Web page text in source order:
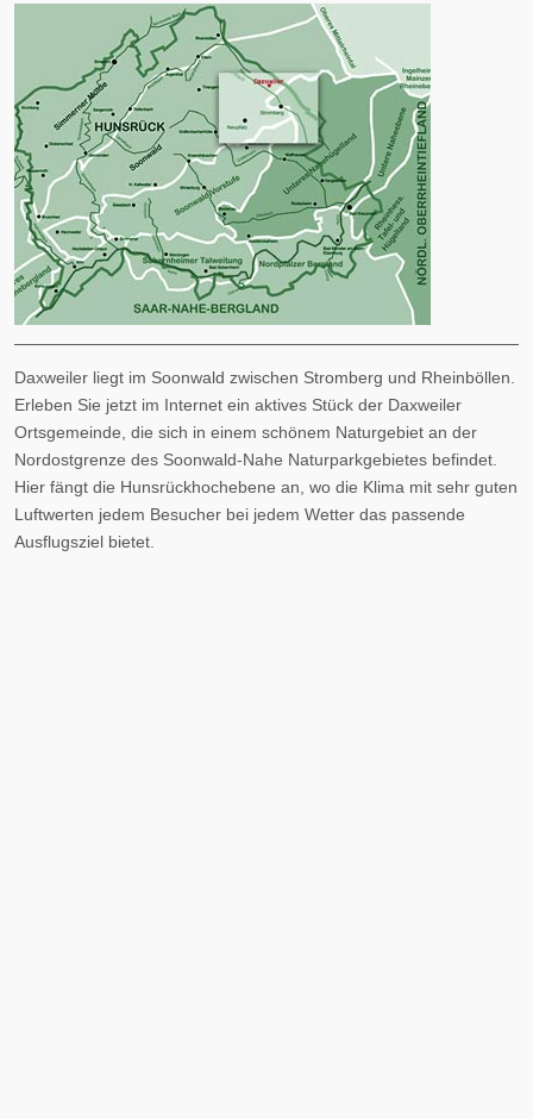
Daxweiler liegt im Soonwald zwischen Stromberg und Rheinböllen.
Erleben Sie jetzt im Internet ein aktives Stück der Daxweiler
Ortsgemeinde, die sich in einem schönem Naturgebiet an der
Nordostgrenze des Soonwald-Nahe Naturparkgebietes befindet.
Hier fängt die Hunsrückhochebene an, wo die Klima mit sehr guten
Luftwerten jedem Besucher bei jedem Wetter das passende
Ausflugsziel bietet.